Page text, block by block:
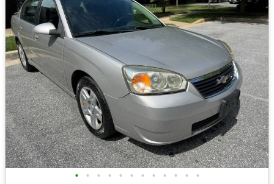
• • • • • • • • • • • •